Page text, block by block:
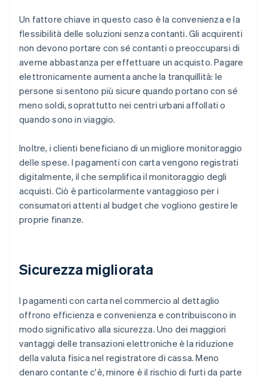
Un fattore chiave in questo caso è la convenienza e la
flessibilità delle soluzioni senza contanti. Gli acquirenti
non devono portare con sé contanti o preoccuparsi di
averne abbastanza per effettuare un acquisto. Pagare
elettronicamente aumenta anche la tranquillità: le
persone si sentono più sicure quando portano con sé
meno soldi, soprattutto nei centri urbani affollati o
quando sono in viaggio.
Inoltre, i clienti beneficiano di un migliore monitoraggio
delle spese. I pagamenti con carta vengono registrati
digitalmente, il che semplifica il monitoraggio degli
acquisti. Ciò è particolarmente vantaggioso per i
consumatori attenti al budget che vogliono gestire le
proprie finanze.
Sicurezza migliorata
I pagamenti con carta nel commercio al dettaglio
offrono efficienza e convenienza e contribuiscono in
modo significativo alla sicurezza. Uno dei maggiori
vantaggi delle transazioni elettroniche è la riduzione
della valuta fisica nel registratore di cassa. Meno
denaro contante c'è, minore è il rischio di furti da parte